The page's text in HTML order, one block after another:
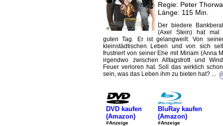
Regie: Peter
Länge: 115 Min.
Der biedere
(Axel Stein) hat mal
guten Tag. Er ist gelangweilt. Von
kleinstädtischen Leben und von sich
frustriert von seiner Ehe mit Miriam (Anna
irgendwo zwischen Alltagstrott und
Feuer verloren hat. Soll das wirklich
sein, was das Leben ihm zu bieten hat? ...
DVD kaufen
(Amazon)
#Anzeige
BluRay kaufen
(Amazon)
#Anzeige